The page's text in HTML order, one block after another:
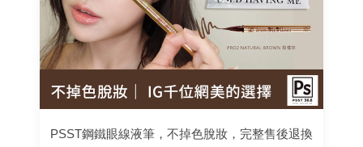
PSST鋼鐵眼線液筆，不掉色脫妝，完整售後退換